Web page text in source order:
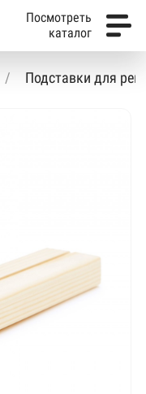
Посмотреть
каталог
Подставки для